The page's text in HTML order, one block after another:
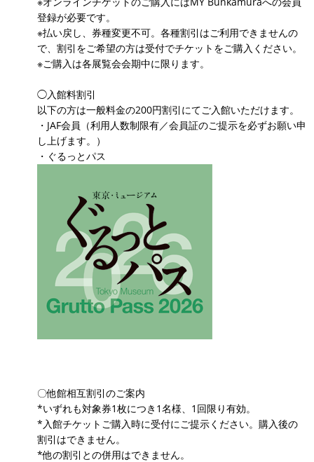
登録が必要です。
※払い戻し、券種変更不可。各種割引はご利用できませんの
で、割引をご希望の方は受付でチケットをご購入ください。
※ご購入は各展覧会会期中に限ります。
◯入館料割引
以下の方は一般料金の200円割引にてご入館いただけます。
・JAF会員（利用人数制限有／会員証のご提示を必ずお願い申
し上げます。）
・ぐるっとパス
〇他館相互割引のご案内
*いずれも対象券1枚につき1名様、1回限り有効。
*入館チケットご購入時に受付にご提示ください。購入後の
割引はできません。
*他の割引との併用はできません。